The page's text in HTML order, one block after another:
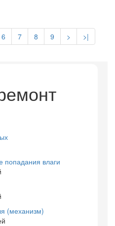
6 7 8 9 > >|
попадания влаги
(механизм)